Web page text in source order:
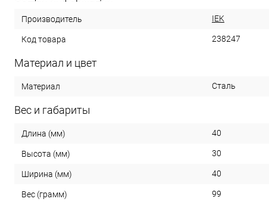
Производитель IEK
Код товара 238247
Материал и цвет
Материал Сталь
Вес и габариты
Длина (мм) 40
Высота (мм) 30
Ширина (мм) 40
Вес (грамм) 99